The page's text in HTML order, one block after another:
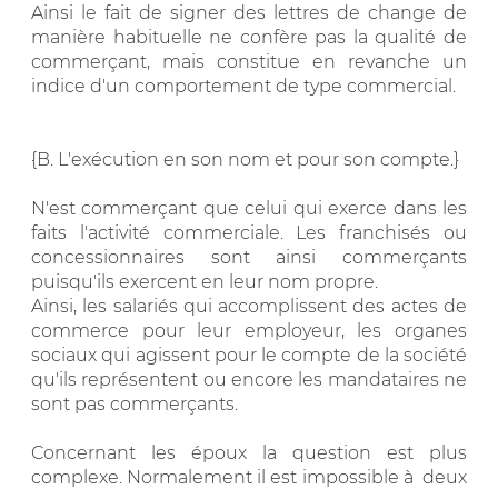
Ainsi le fait de signer des lettres de change de
manière habituelle ne confère pas la qualité de
commerçant, mais constitue en revanche un
indice d'un comportement de type commercial.
{B. L'exécution en son nom et pour son compte.}
N'est commerçant que celui qui exerce dans les
faits l'activité commerciale. Les franchisés ou
concessionnaires sont ainsi commerçants
puisqu'ils exercent en leur nom propre.
Ainsi, les salariés qui accomplissent des actes de
commerce pour leur employeur, les organes
sociaux qui agissent pour le compte de la société
qu'ils représentent ou encore les mandataires ne
sont pas commerçants.
Concernant les époux la question est plus
complexe. Normalement il est impossible à deux